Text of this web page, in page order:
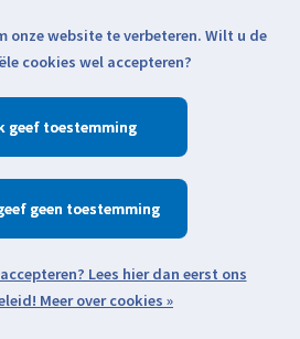
Verlanglijst
webshop menu
onze website te verbeteren. Wilt u de
cookies wel accepteren?
Meer over cookies »